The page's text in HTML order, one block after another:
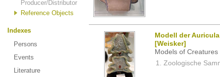
Producer/Distributor
Reference Objects
Indexes
Persons
Events
Literature
Modell der
[Weisker]
Models of
Zoologische